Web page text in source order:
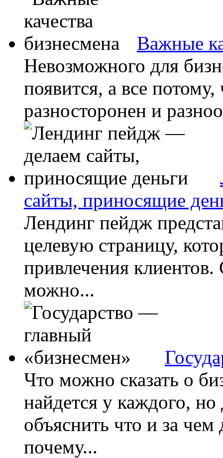
Важные
Невозможного для
появится, а все потому,
разносторонен и
сайты, приносящие
Лендинг пейдж
целевую страницу,
привлечения
можно...
Что можно сказать о
найдется у каждого,
объяснить что и за
почему...